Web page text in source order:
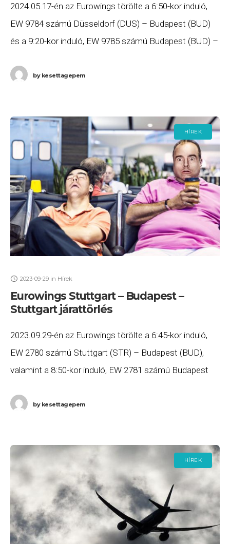
2024.05.17-én az Eurowings törölte a 6:50-kor induló,
EW 9784 számú Düsseldorf (DUS) – Budapest (BUD)
és a 9:20-kor induló, EW 9785 számú Budapest (BUD) –
bykesettagepem
HÍREK
2023-09-29 in Hírek
Eurowings Stuttgart – Budapest –
Stuttgart járattörlés
2023.09.29-én az Eurowings törölte a 6:45-kor induló,
EW 2780 számú Stuttgart (STR) – Budapest (BUD),
valamint a 8:50-kor induló, EW 2781 számú Budapest
bykesettagepem
HÍREK